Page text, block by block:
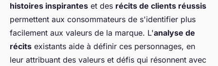
histoires inspirantes et des récits de clients réussis
permettent aux consommateurs de s'identifier plus
facilement aux valeurs de la marque. L'analyse de
récits existants aide à définir ces personnages, en
leur attribuant des valeurs et défis qui résonnent avec